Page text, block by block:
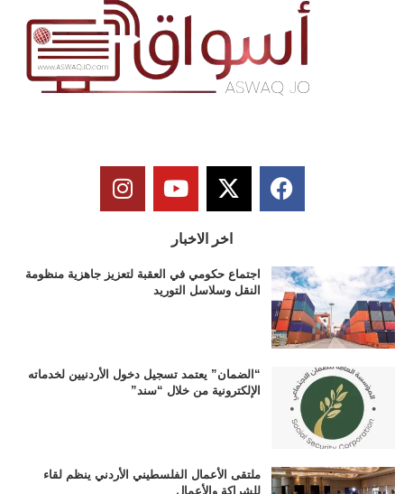
اخر الاخبار
اجتماع حكومي في العقبة لتعزيز جاهزية منظومة
النقل وسلاسل التوريد
“الضمان” يعتمد تسجيل دخول الأردنيين لخدماته
الإلكترونية من خلال “سند”
ملتقى الأعمال الفلسطيني الأردني ينظم لقاء
للشراكة والأعمال